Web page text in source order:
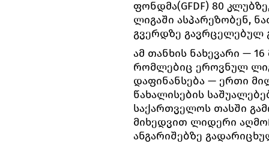
ფონდმა(GFDF) 80
ლიგაში ასპარეზობენ,
გვერდზე გავრცელებულ
ამ თანხის ნახევარი —
რომლებიც ეროვნულ
დაფინანსება — ერთი
წახალისების
საქართველოს თასში
მიხედვით ლიდერი
ანგარიშებზე